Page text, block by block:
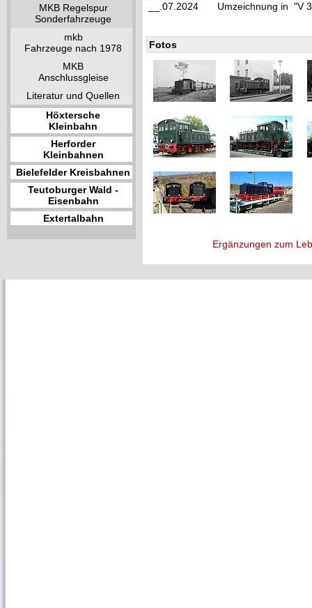
MKB Regelspur
Sonderfahrzeuge
mkb
Fahrzeuge nach 1978
MKB
Anschlussgleise
Literatur und Quellen
Höxtersche
Kleinbahn
Herforder
Kleinbahnen
Bielefelder Kreisbahnen
Teutoburger Wald -
Eisenbahn
Extertalbahn
__.07.2024
Umzeichnung in "V
Fotos
Ergänzungen zum